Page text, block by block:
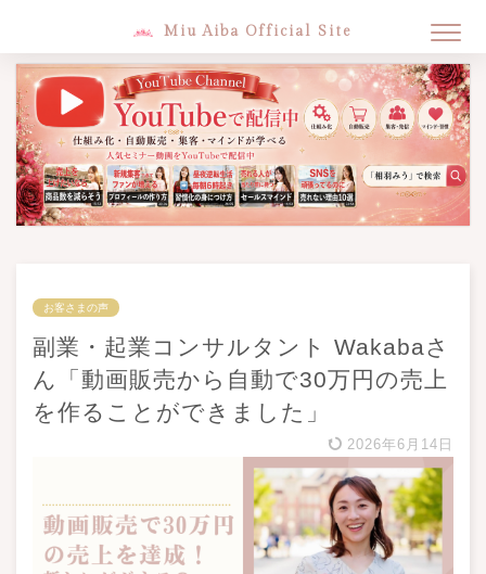
Miu Aiba Official Site
お客さまの声
副業・起業コンサルタント Wakabaさ
ん「動画販売から自動で30万円の売上
を作ることができました」
2026年6月14日